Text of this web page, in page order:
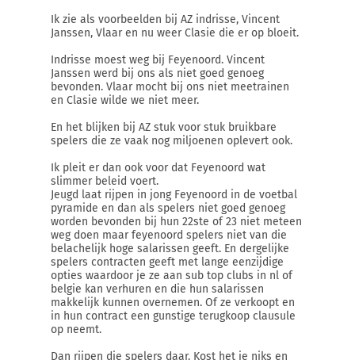
Ik zie als voorbeelden bij AZ indrisse, Vincent
Janssen, Vlaar en nu weer Clasie die er op bloeit.
Indrisse moest weg bij Feyenoord. Vincent
Janssen werd bij ons als niet goed genoeg
bevonden. Vlaar mocht bij ons niet meetrainen
en Clasie wilde we niet meer.
En het blijken bij AZ stuk voor stuk bruikbare
spelers die ze vaak nog miljoenen oplevert ook.
Ik pleit er dan ook voor dat Feyenoord wat
slimmer beleid voert.
Jeugd laat rijpen in jong Feyenoord in de voetbal
pyramide en dan als spelers niet goed genoeg
worden bevonden bij hun 22ste of 23 niet meteen
weg doen maar feyenoord spelers niet van die
belachelijk hoge salarissen geeft. En dergelijke
spelers contracten geeft met lange eenzijdige
opties waardoor je ze aan sub top clubs in nl of
belgie kan verhuren en die hun salarissen
makkelijk kunnen overnemen. Of ze verkoopt en
in hun contract een gunstige terugkoop clausule
op neemt.
Dan rijpen die spelers daar. Kost het je niks en